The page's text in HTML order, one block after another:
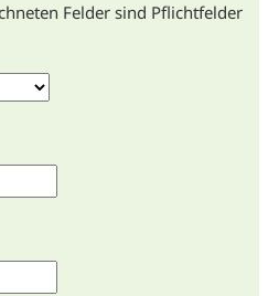
Felder sind Pflichtfelder